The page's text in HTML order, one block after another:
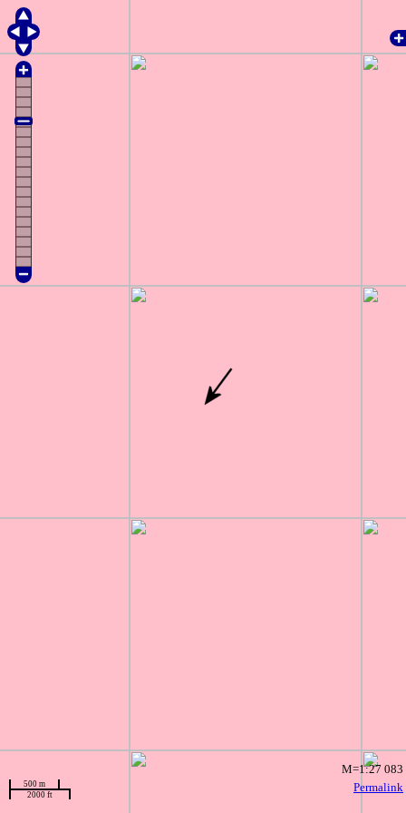
Permalink
500 m
2000 ft
M=1:27 083